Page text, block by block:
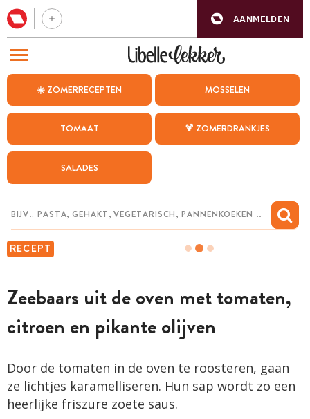
AANMELDEN
☀️ ZOMERRECEPTEN MOSSELEN
TOMAAT 🍹 ZOMERDRANKJES
SALADES
RECEPT
Zeebaars uit de oven met tomaten,
citroen en pikante olijven
Door de tomaten in de oven te roosteren, gaan
ze lichtjes karamelliseren. Hun sap wordt zo een
heerlijke friszure zoete saus.
BEZOEK ONZE ANDERE WEBSITES
WEEKMENU
CHAT MET MAIA
MIJN BEWAARDE RECEPTEN